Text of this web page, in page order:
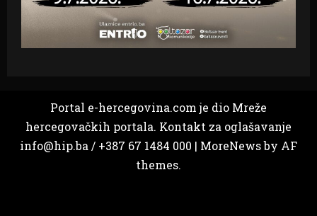
Portal e-hercegovina.com je dio Mreže
hercegovačkih portala. Kontakt za oglašavanje
info@hip.ba / +387 67 1484 000 | MoreNewsby AF
themes.